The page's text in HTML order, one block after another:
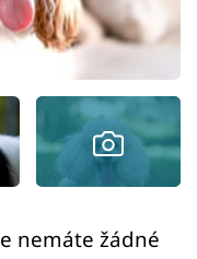
nemáte žádné